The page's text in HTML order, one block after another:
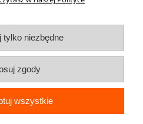
tylko niezbędne
zgody
wszystkie